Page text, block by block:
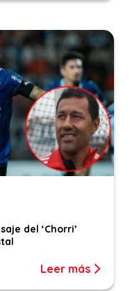
del ‘Chorri’
Leer más